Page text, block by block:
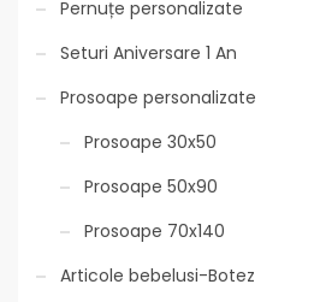
Pernuțe personalizate
Seturi Aniversare 1 An
Prosoape personalizate
Prosoape 30x50
Prosoape 50x90
Prosoape 70x140
Articole bebelusi-Botez